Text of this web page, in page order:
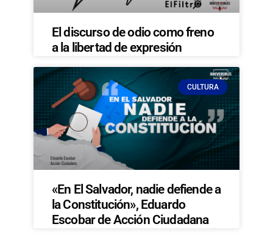
El discurso de odio como freno
a la libertad de expresión
CULTURA
«En El Salvador, nadie defiende a
la Constitución», Eduardo
Escobar de Acción Ciudadana